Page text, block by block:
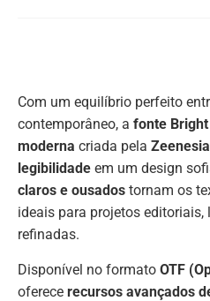
Com um equilíbrio perfeito
contemporâneo, a fonte
moderna criada pela Zeenesia
legibilidade em um design
claros e ousados tornam os
ideais para projetos
refinadas.
Disponível no formato OTF
oferece recursos avançados